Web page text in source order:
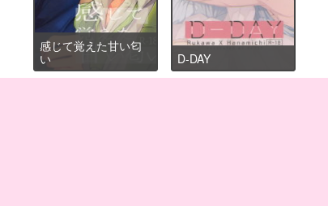
感じて覚えた甘い匂
い
D-DAY